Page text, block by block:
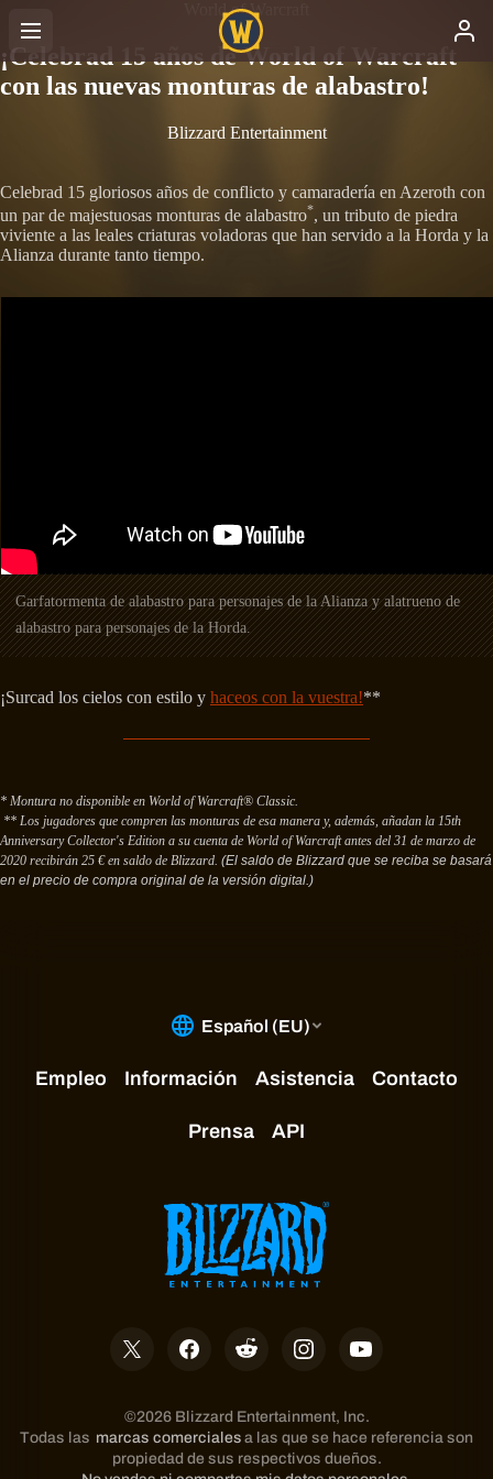
World of Warcraft
¡Celebrad 15 años de World of Warcraft
con las nuevas monturas de alabastro!
Blizzard Entertainment
Celebrad 15 gloriosos años de conflicto y camaradería en Azeroth con
un par de majestuosas monturas de alabastro*, un tributo de piedra
viviente a las leales criaturas voladoras que han servido a la Horda y la
Alianza durante tanto tiempo.
Garfatormenta de alabastro para personajes de la Alianza y alatrueno de
alabastro para personajes de la Horda.
¡Surcad los cielos con estilo y haceos con la vuestra!**
* Montura no disponible en World of Warcraft® Classic.
** Los jugadores que compren las monturas de esa manera y, además, añadan la 15th
Anniversary Collector's Edition a su cuenta de World of Warcraftantes del 31 de marzo de
2020 recibirán 25 € en saldo de Blizzard. (El saldo de Blizzard que se reciba se basará
en el precio de compra original de la versión digital.)